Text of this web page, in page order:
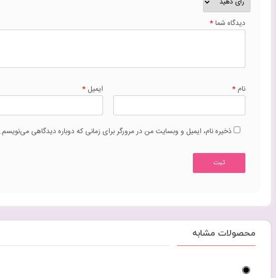
دیدگاه شما*
نام* ایمیل*
ذخیره نام، ایمیل و وبسایت من در مرورگر برای زمانی که دوباره دیدگاهی می‌نویسم.
محصولات مشابه